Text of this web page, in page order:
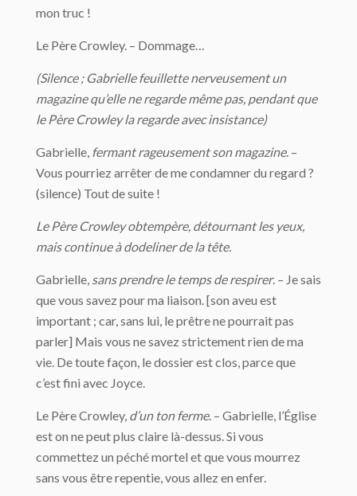
mon truc !
Le Père Crowley. – Dommage…
(Silence ; Gabrielle feuillette nerveusement un
magazine qu’elle ne regarde même pas, pendant que
le Père Crowley la regarde avec insistance)
Gabrielle, fermant rageusement son magazine. –
Vous pourriez arrêter de me condamner du regard ?
(silence) Tout de suite !
Le Père Crowley obtempère, détournant les yeux,
mais continue à dodeliner de la tête.
Gabrielle, sans prendre le temps de respirer. – Je sais
que vous savez pour ma liaison. [son aveu est
important ; car, sans lui, le prêtre ne pourrait pas
parler] Mais vous ne savez strictement rien de ma
vie. De toute façon, le dossier est clos, parce que
c’est fini avec Joyce.
Le Père Crowley, d’un ton ferme. – Gabrielle, l’Église
est on ne peut plus claire là-dessus. Si vous
commettez un péché mortel et que vous mourrez
sans vous être repentie, vous allez en enfer.